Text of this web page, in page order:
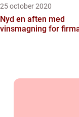
25 october 2020
Nyd en aften med
vinsmagning for